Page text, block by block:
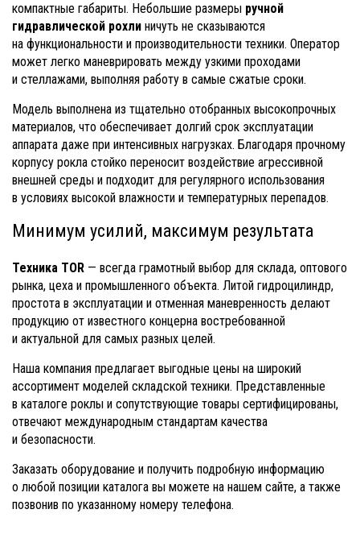
компактные габариты. Небольшие размеры ручной
гидравлической рохли ничуть не сказываются
на функциональности и производительности техники. Оператор
может легко маневрировать между узкими проходами
и стеллажами, выполняя работу в самые сжатые сроки.
Модель выполнена из тщательно отобранных высокопрочных
материалов, что обеспечивает долгий срок эксплуатации
аппарата даже при интенсивных нагрузках. Благодаря прочному
корпусу рокла стойко переносит воздействие агрессивной
внешней среды и подходит для регулярного использования
в условиях высокой влажности и температурных перепадов.
Минимум усилий, максимум результата
Техника TOR — всегда грамотный выбор для склада, оптового
рынка, цеха и промышленного объекта. Литой гидроцилиндр,
простота в эксплуатации и отменная маневренность делают
продукцию от известного концерна востребованной
и актуальной для самых разных целей.
Наша компания предлагает выгодные цены на широкий
ассортимент моделей складской техники. Представленные
в каталоге роклы и сопутствующие товары сертифицированы,
отвечают международным стандартам качества
и безопасности.
Заказать оборудование и получить подробную информацию
о любой позиции каталога вы можете на нашем сайте, а также
позвонив по указанному номеру телефона.